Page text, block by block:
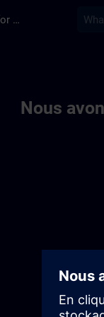
Training Services for Digital Industries
Nous